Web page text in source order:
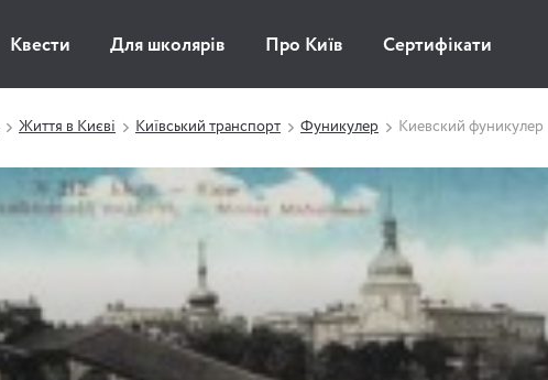
Квести Для школярів Про Київ Сертифікати
Життя в Києві Київський транспорт Фуникулер Киевский фуникулер